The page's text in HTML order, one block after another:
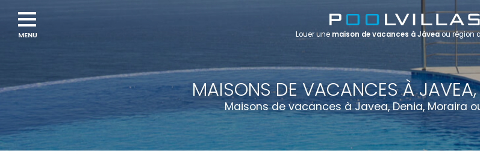
MAISONS DE VACANCES À
Maisons de vacances à Javea, Denia, Moraira
Louer une maison de vacances à Jáveaou région
Navigation
menu